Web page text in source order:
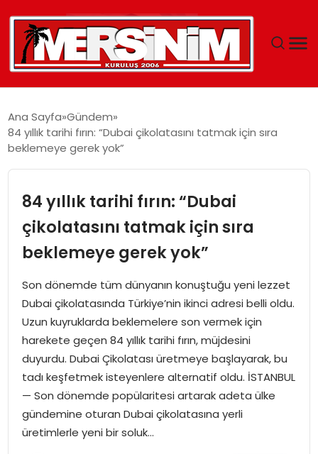
YAŞAM
SAĞLIK
EĞITIM
SPOR
EKONOMI
MAGAZIN
DÜNYA
OTOMOBIL
Ana Sayfa Gündem
84 yıllık tarihi fırın: “Dubai çikolatasını tatmak için sıra
beklemeye gerek yok”
84 yıllık tarihi fırın: “Dubai
çikolatasını tatmak için sıra
beklemeye gerek yok”
Son dönemde tüm dünyanın konuştuğu yeni lezzet
Dubai çikolatasında Türkiye’nin ikinci adresi belli oldu.
Uzun kuyruklarda beklemelere son vermek için
harekete geçen 84 yıllık tarihi fırın, müjdesini
duyurdu. Dubai Çikolatası üretmeye başlayarak, bu
tadı keşfetmek isteyenlere alternatif oldu. İSTANBUL
— Son dönemde popülaritesi artarak adeta ülke
gündemine oturan Dubai çikolatasına yerli
üretimlerle yeni bir soluk…